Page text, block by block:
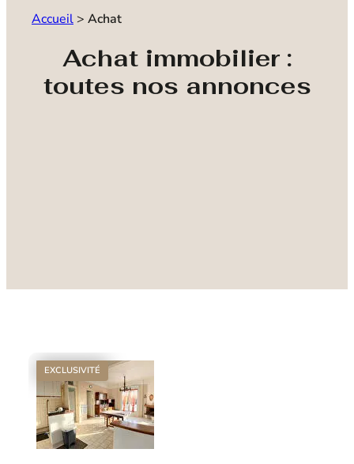
Accueil > Achat
Achat immobilier :
toutes nos annonces
EXCLUSIVITÉ